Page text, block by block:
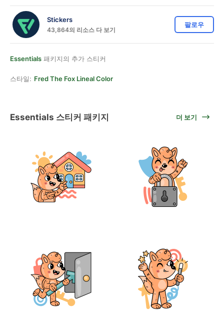
Stickers
43,864의 리소스 다 보기
팔로우
Essentials 패키지의 추가 스티커
스타일: Fred The Fox Lineal Color
Essentials 스티커 패키지 더 보기